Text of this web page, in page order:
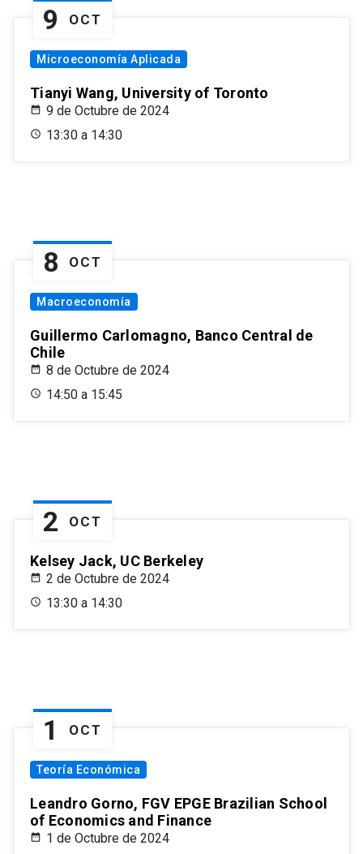
9 OCT
Microeconomía Aplicada
Tianyi Wang, University of Toronto
9 de Octubre de 2024
13:30 a 14:30
8 OCT
Macroeconomía
Guillermo Carlomagno, Banco Central de
Chile
8 de Octubre de 2024
14:50 a 15:45
2 OCT
Kelsey Jack, UC Berkeley
2 de Octubre de 2024
13:30 a 14:30
1 OCT
Teoría Económica
Leandro Gorno, FGV EPGE Brazilian School
of Economics and Finance
1 de Octubre de 2024